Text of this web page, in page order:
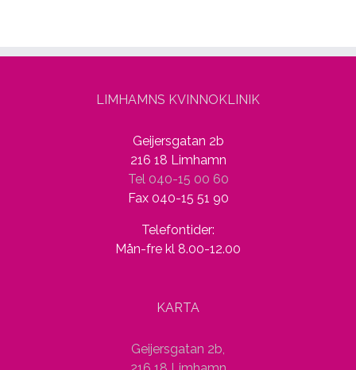
LIMHAMNS KVINNOKLINIK
Geijersgatan 2b
216 18 Limhamn
Tel 040-15 00 60
Fax 040-15 51 90
Telefontider:
Mån-fre kl 8.00-12.00
KARTA
Geijersgatan 2b,